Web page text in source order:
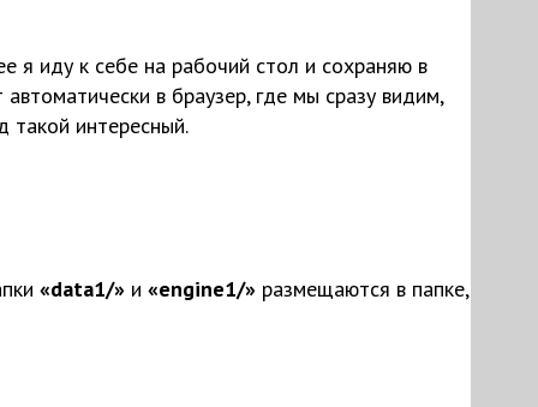
я иду к себе на рабочий стол и сохраняю в
в браузер, где мы сразу видим,
такой интересный.
«data1/» и «engine1/» размещаются в папке,